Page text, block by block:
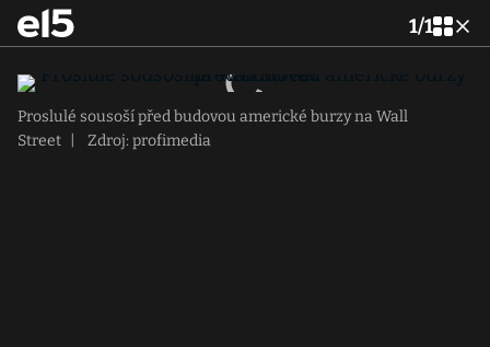
1/1
Proslulé sousoší před budovou americké burzy na Wall
Street
Zdroj: profimedia